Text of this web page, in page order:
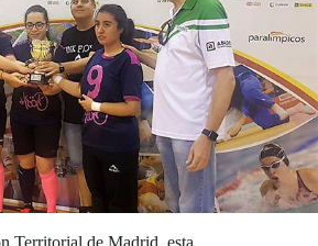
Territorial de Madrid, esta